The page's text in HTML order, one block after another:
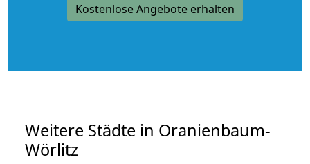
Kostenlose Angebote erhalten
Weitere Städte in Oranienbaum-
Wörlitz